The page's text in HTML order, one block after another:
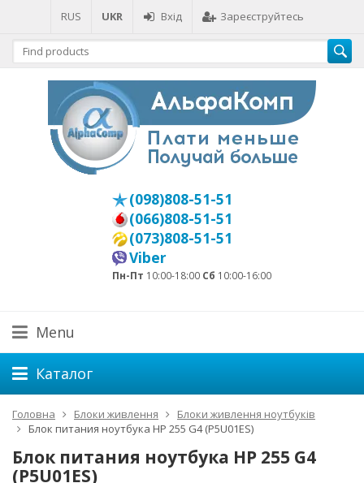
RUS UKR Вхід Зареєструйтесь
(098)808-51-51
(066)808-51-51
(073)808-51-51
Viber
Пн-Пт 10:00-18:00 Сб 10:00-16:00
Menu
Каталог
Головна Блоки живлення
Блоки живлення ноутбуків
Блок питания ноутбука HP 255 G4 (P5U01ES)
Блок питания ноутбука HP 255 G4
(P5U01ES)